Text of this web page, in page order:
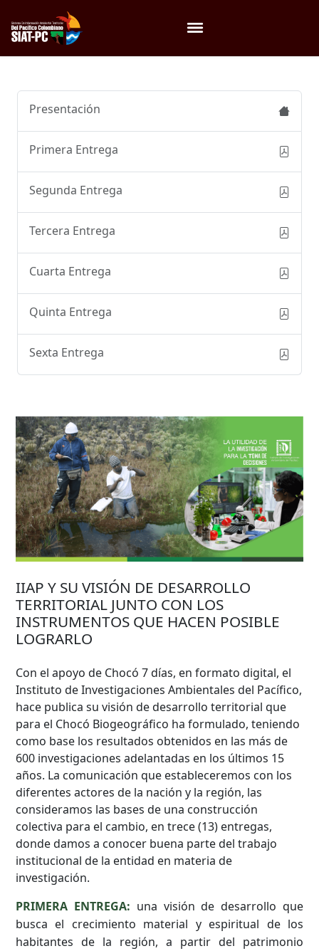
Menú
Presentación
Primera Entrega
Segunda Entrega
Tercera Entrega
Cuarta Entrega
Quinta Entrega
Sexta Entrega
IIAP Y SU VISIÓN DE DESARROLLO
TERRITORIAL JUNTO CON LOS
INSTRUMENTOS QUE HACEN POSIBLE
LOGRARLO
Con el apoyo de Chocó 7 días, en formato digital, el
Instituto de Investigaciones Ambientales del Pacífico,
hace publica su visión de desarrollo territorial que
para el Chocó Biogeográfico ha formulado, teniendo
como base los resultados obtenidos en las más de
600 investigaciones adelantadas en los últimos 15
años. La comunicación que estableceremos con los
diferentes actores de la nación y la región, las
consideramos las bases de una construcción
colectiva para el cambio, en trece (13) entregas,
donde damos a conocer buena parte del trabajo
institucional de la entidad en materia de
investigación.
PRIMERA ENTREGA: una visión de desarrollo que
busca el crecimiento material y espiritual de los
habitantes de la región, a partir del patrimonio